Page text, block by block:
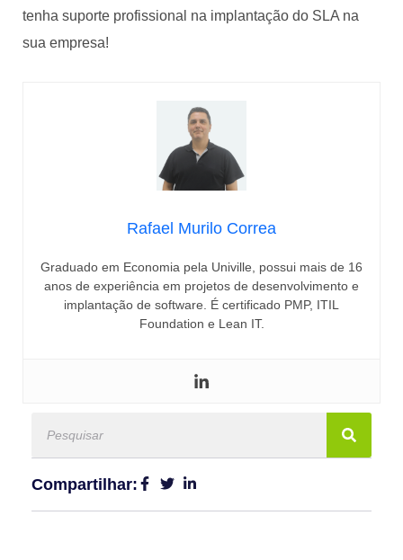
tenha suporte profissional na implantação do SLA na
sua empresa!
Rafael Murilo Correa
Graduado em Economia pela Univille, possui mais de 16
anos de experiência em projetos de desenvolvimento e
implantação de software. É certificado PMP, ITIL
Foundation e Lean IT.
Compartilhar: